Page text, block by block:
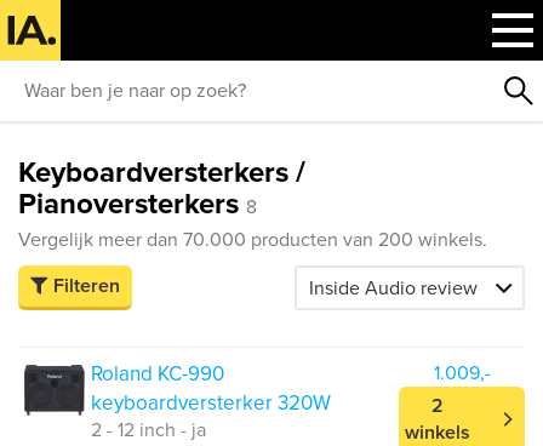
Keyboardversterkers /
Pianoversterkers 8
Vergelijk meer dan 70.000 producten van 200 winkels.
Filteren
Roland KC-990
keyboardversterker 320W
2 - 12 inch - ja
1.009,-
2
winkels